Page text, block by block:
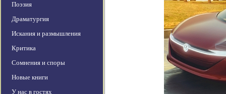
Поэзия
Драматургия
Искания и размышления
Критика
Сомнения и споры
Новые книги
У нас в гостях